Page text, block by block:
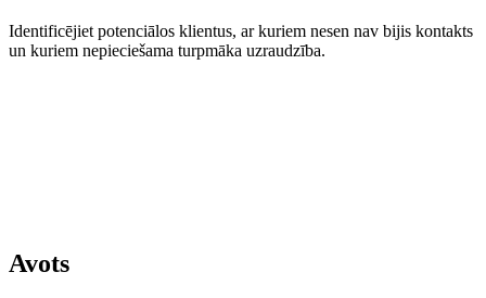
Identificējiet potenciālos klientus, ar kuriem nesen nav bijis kontakts
un kuriem nepieciešama turpmāka uzraudzība.
Avots